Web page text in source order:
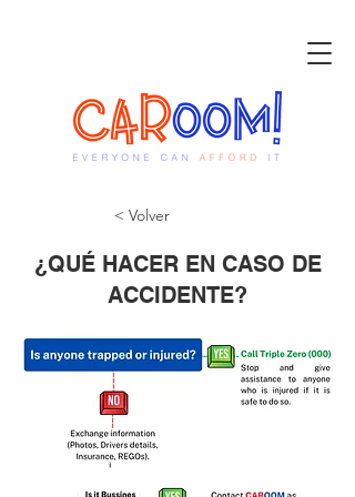
< Volver
¿QUÉ HACER EN CASO DE
ACCIDENTE?